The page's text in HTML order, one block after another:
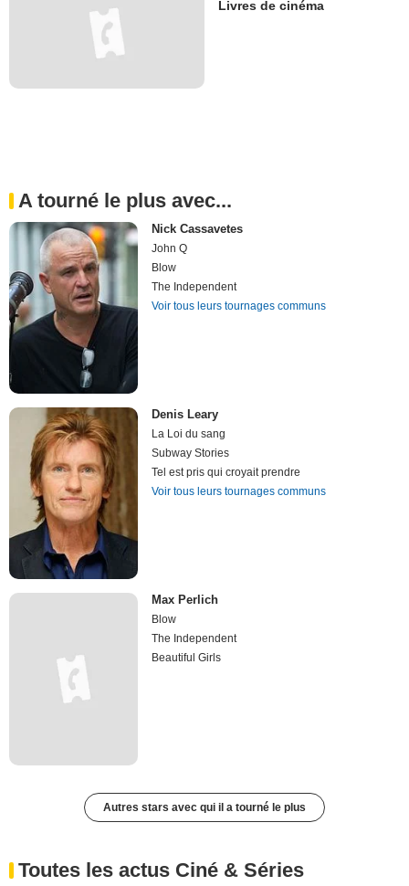
Livres de cinéma
A tourné le plus avec...
Nick Cassavetes
John Q
Blow
The Independent
Voir tous leurs tournages communs
Denis Leary
La Loi du sang
Subway Stories
Tel est pris qui croyait prendre
Voir tous leurs tournages communs
Max Perlich
Blow
The Independent
Beautiful Girls
Autres stars avec qui il a tourné le plus
Toutes les actus Ciné & Séries